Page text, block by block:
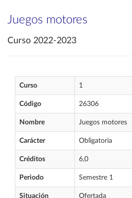
Juegos motores
Curso 2022-2023
Curso 1
Código 26306
Nombre Juegos motores
Carácter Obligatoria
Créditos 6,0
Periodo Semestre 1
Situación Ofertada